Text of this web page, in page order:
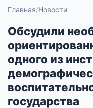
Главная Новости
Обсудили
одного из
государства